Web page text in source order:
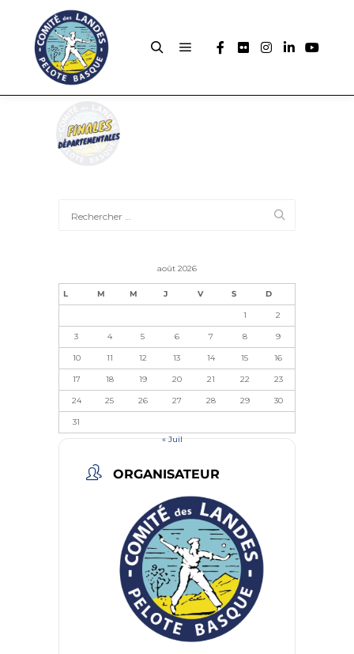
août 2026
L M M J V S D
1 2
3 4 5 6 7 8 9
10 11 12 13 14 15 16
17 18 19 20 21 22 23
24 25 26 27 28 29 30
31
« Juil
ORGANISATEUR